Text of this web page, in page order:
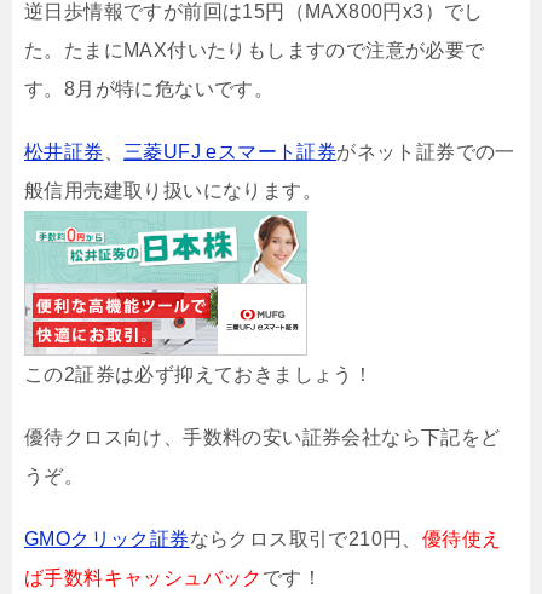
逆日歩情報ですが前回は15円（MAX800円x3）でし
た。たまにMAX付いたりもしますので注意が必要で
す。8月が特に危ないです。
松井証券 三菱UFJ eスマート証券がネット証券での一
般信用売建取り扱いになります。
この2証券は必ず抑えておきましょう！
優待クロス向け、手数料の安い証券会社なら下記をど
うぞ。
GMOクリック証券ならクロス取引で210円、 優待使え
ば手数料キャッシュバック です！